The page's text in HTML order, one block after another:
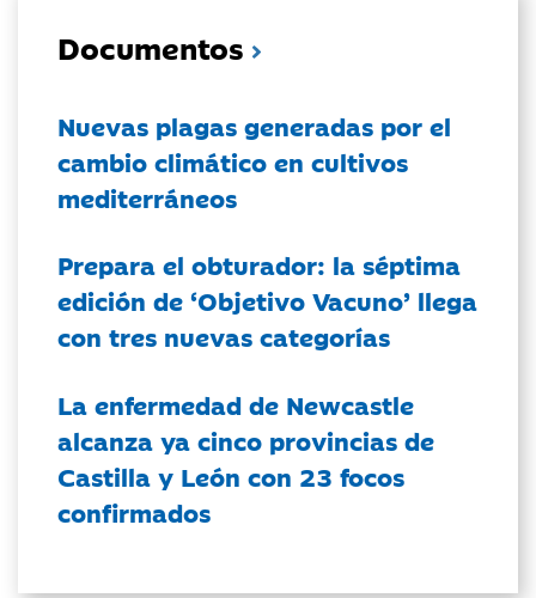
Documentos
Nuevas plagas generadas por el
cambio climático en cultivos
mediterráneos
Prepara el obturador: la séptima
edición de ‘Objetivo Vacuno’ llega
con tres nuevas categorías
La enfermedad de Newcastle
alcanza ya cinco provincias de
Castilla y León con 23 focos
confirmados